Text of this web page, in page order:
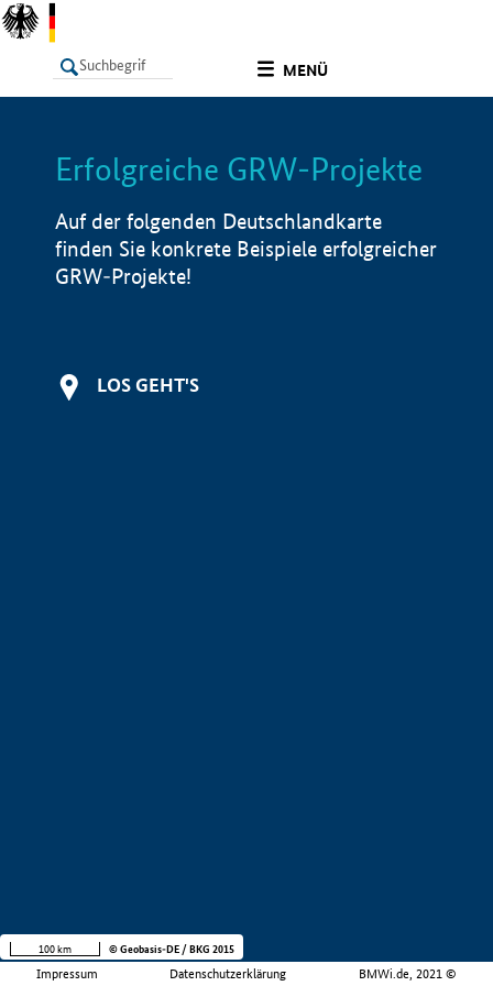
MENÜ
LISTE Info
Erfolgreiche GRW-Projekte
Auf der folgenden Deutschlandkarte
finden Sie konkrete Beispiele erfolgreicher
GRW-Projekte!
LOS GEHT'S
Impressum Datenschutzerklärung BMWi.de, 2021 ©
100 km © Geobasis-DE / BKG 2015